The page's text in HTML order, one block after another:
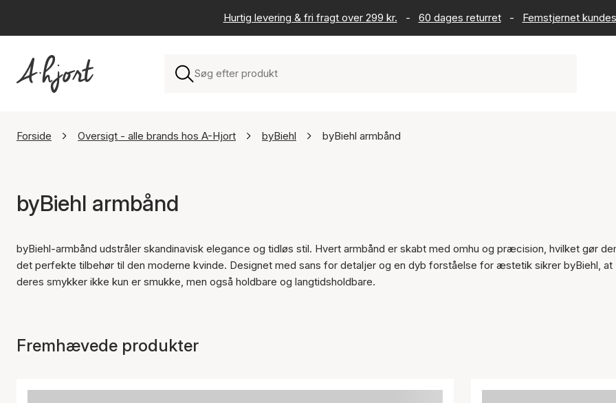
Hurtig levering & fri fragt over 299 kr. - 60 dages returret - Femstjernet
Forside Oversigt - alle brands hos A-Hjort byBiehl byBiehl armbånd
byBiehl armbånd
byBiehl-armbånd udstråler skandinavisk elegance og tidløs stil. Hvert armbånd er skabt med omhu og præcision, hvilket gør
det perfekte tilbehør til den moderne kvinde. Designet med sans for detaljer og en dyb forståelse for æstetik sikrer byBiehl, at
deres smykker ikke kun er smukke, men også holdbare og langtidsholdbare.
Fremhævede produkter